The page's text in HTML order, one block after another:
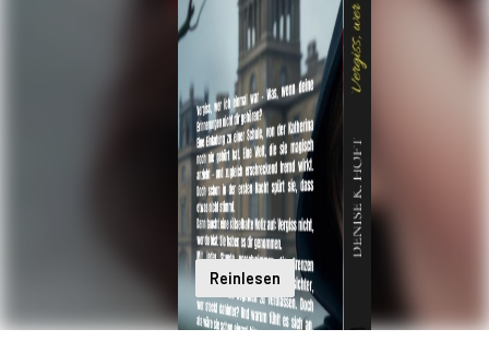
Reinlesen